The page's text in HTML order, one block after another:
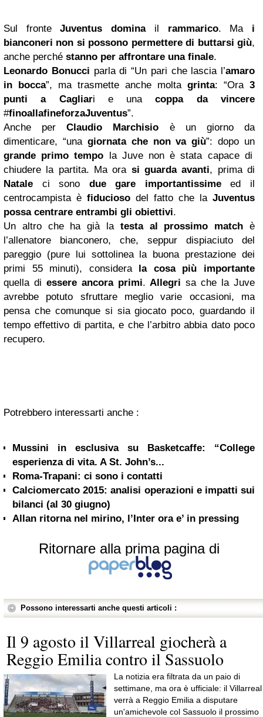
Sul fronteJuventus dominail rammarico. Ma i
bianconeri non si possono permettere di buttarsi giù,
anche perché stanno per affrontare una finale.
Leonardo Bonucci parla di “Un pari che lascia l’amaro
in bocca”, ma trasmette anche molta grinta: “Ora3
punti a Cagliari e unacoppa da vincere
#finoallafineforzaJuventus”.
Anche per Claudio Marchisio è un giorno da
dimenticare, “una giornata che non va giù”: dopo un
grande primo tempo la Juve non è stata capace di
chiudere la partita. Ma orasi guarda avanti, prima di
Natale ci sono due gare importantissimeed il
centrocampista è fiducioso del fatto che la Juventus
possa centrare entrambi gli obiettivi.
Un altro che ha già la testa al prossimo match è
l’allenatore bianconero, che, seppur dispiaciuto del
pareggio (pure lui sottolinea la buona prestazione dei
primi 55 minuti), considera la cosa più importante
quella di essere ancora primi.Allegri sa che la Juve
avrebbe potuto sfruttare meglio varie occasioni, ma
pensa che comunque si sia giocato poco, guardando il
tempo effettivo di partita, e che l’arbitro abbia dato poco
recupero.
Potrebbero interessarti anche :
Mussini in esclusiva su Basketcaffe: “College
esperienza di vita. A St. John’s...
Roma-Trapani: ci sono i contatti
Calciomercato 2015: analisi operazioni e impatti sui
bilanci (al 30 giugno)
Allan ritorna nel mirino, l’Inter ora e’ in pressing
Ritornare alla prima pagina di
Possono interessarti anche questi articoli :
Il 9 agosto il Villarreal giocherà a
Reggio Emilia contro il Sassuolo
La notizia era filtrata da un paio di
settimane, ma ora è ufficiale: il Villarreal
verrà a Reggio Emilia a disputare
un'amichevole col Sassuolo il prossimo